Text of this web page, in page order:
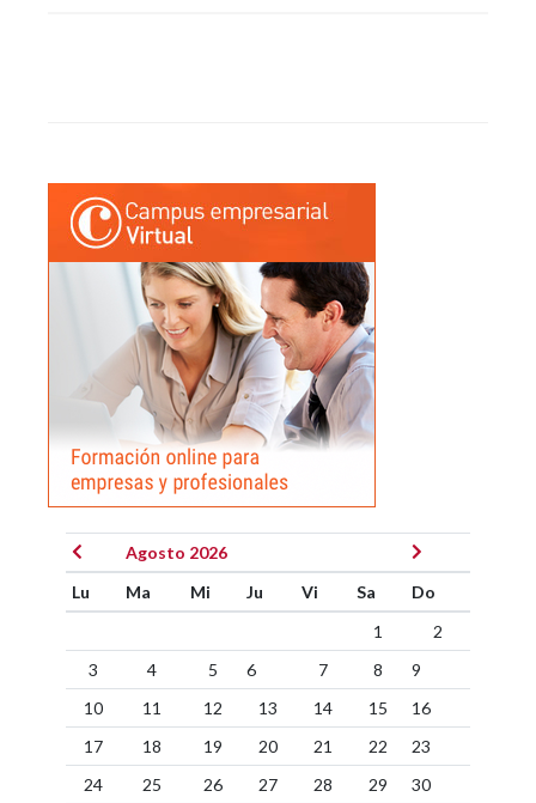
Agosto 2026
Lu
Ma Mi Ju Vi Sa
Do
1
2
3
4 5 6 7 8
9
10
11 12 13 14 15
16
17
18 19 20 21 22
23
24
25 26 27 28 29
30